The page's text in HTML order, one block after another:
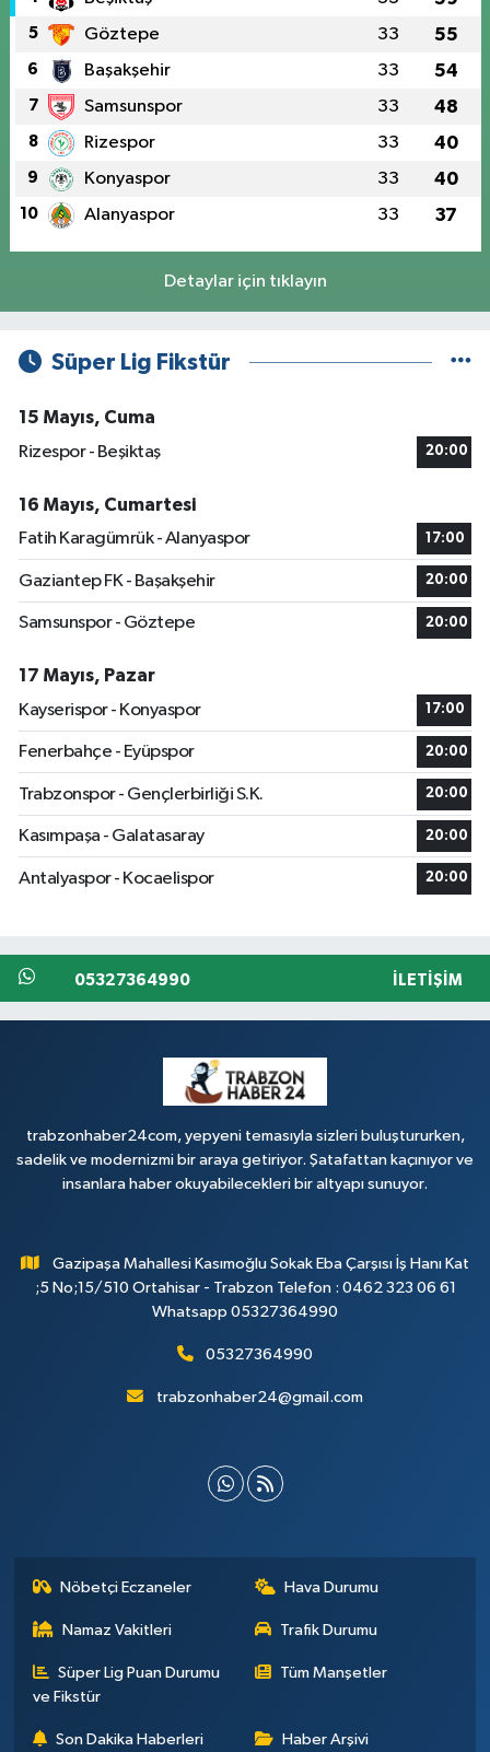
5 Göztepe 33 55
6 Başakşehir 33 54
7 Samsunspor 33 48
8 Rizespor 33 40
9 Konyaspor 33 40
10 Alanyaspor 33 37
Detaylar için tıklayın
Süper Lig Fikstür
15 Mayıs, Cuma
Rizespor - Beşiktaş
20:00
16 Mayıs, Cumartesi
Fatih Karagümrük - Alanyaspor
17:00
Gaziantep FK - Başakşehir 20:00
Samsunspor - Göztepe 20:00
17 Mayıs, Pazar
Kayserispor - Konyaspor
17:00
Fenerbahçe - Eyüpspor 20:00
Trabzonspor - Gençlerbirliği S.K. 20:00
Kasımpaşa - Galatasaray 20:00
Antalyaspor - Kocaelispor 20:00
05327364990 İLETIŞIM
trabzonhaber24com, yepyeni temasıyla sizleri buluştururken,
sadelik ve modernizmi bir araya getiriyor. Şatafattan kaçınıyor ve
insanlara haber okuyabilecekleri bir altyapı sunuyor.
Gazipaşa Mahallesi Kasımoğlu Sokak Eba Çarşısı İş Hanı Kat
;5 No;15/510 Ortahisar - Trabzon Telefon : 0462 323 06 61
Whatsapp 05327364990
05327364990
trabzonhaber24@gmail.com
Nöbetçi Eczaneler Hava Durumu
Namaz Vakitleri Trafik Durumu
Süper Lig Puan Durumu
ve Fikstür
Tüm Manşetler
Son Dakika Haberleri Haber Arşivi